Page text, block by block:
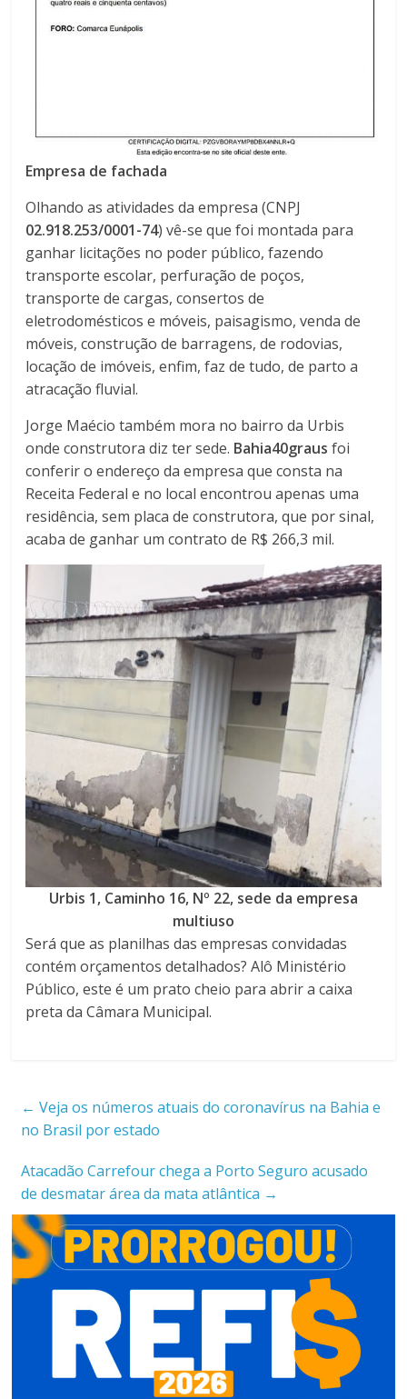
Empresa de fachada
Olhando as atividades da empresa (CNPJ
02.918.253/0001-74) vê-se que foi montada para
ganhar licitações no poder público, fazendo
transporte escolar, perfuração de poços,
transporte de cargas, consertos de
eletrodomésticos e móveis, paisagismo, venda de
móveis, construção de barragens, de rodovias,
locação de imóveis, enfim, faz de tudo, de parto a
atracação fluvial.
Jorge Maécio também mora no bairro da Urbis
onde construtora diz ter sede. Bahia40graus foi
conferir o endereço da empresa que consta na
Receita Federal e no local encontrou apenas uma
residência, sem placa de construtora, que por sinal,
acaba de ganhar um contrato de R$ 266,3 mil.
Urbis 1, Caminho 16, Nº 22, sede da empresa
multiuso
Será que as planilhas das empresas convidadas
contém orçamentos detalhados? Alô Ministério
Público, este é um prato cheio para abrir a caixa
preta da Câmara Municipal.
← Veja os números atuais do coronavírus na Bahia e
no Brasil por estado
Atacadão Carrefour chega a Porto Seguro acusado
de desmatar área da mata atlântica →